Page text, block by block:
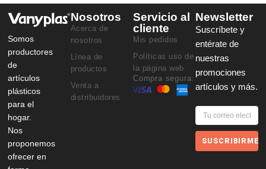
Somos
productores
de
artículos
plásticos
para el
hogar.
Nos
proponemos
ofrecer en
Nosotros
Acerca de
nosotros
Línea de
productos
Venta a
distribuidores
Servicio al
cliente
Mis pedidos
Políticas uso de
la página web
Compra segura:
Newsletter
Suscríbete y
entérate de
nuestras
promociones
artículos y más.
SUSCRIBIRME